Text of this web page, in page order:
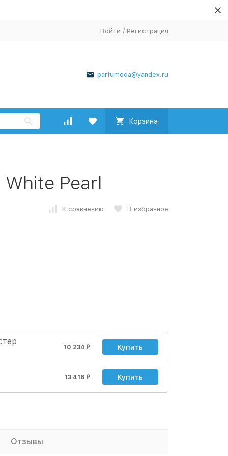
Войти / Регистрация
parfumoda@yandex.ru
Корзина
Pearl
К сравнению В избранное
10 234 ₽ Купить
13 416 ₽ Купить
Отзывы